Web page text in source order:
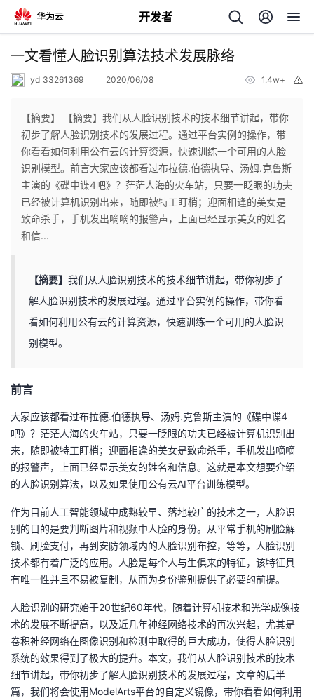
开发者
返
个
人
主
我
的
博
客
的
论
坛
我
的
圈
子
我
的
直
播
我
的
活
动
我
的
关
注
我
的
开
发
我
的
Programs
我
的
一文看懂人脸识别算法技术发展脉络
yd_33261369 2020/06/08 1.4w+
【摘要】 【摘要】我们从人脸识别技术的技术细节讲起，带你
初步了解人脸识别技术的发展过程。通过平台实例的操作，带
你看看如何利用公有云的计算资源，快速训练一个可用的人脸
识别模型。前言大家应该都看过布拉德.伯德执导、汤姆.克鲁斯
主演的《碟中谍4吧》？茫茫人海的火车站，只要一眨眼的功夫
已经被计算机识别出来，随即被特工盯梢；迎面相逢的美女是
致命杀手，手机发出嘀嘀的报警声，上面已经显示美女的姓名
和信...
【摘要】 我们从人脸识别技术的技术细节讲起，带你初步了
解人脸识别技术的发展过程。通过平台实例的操作，带你看
看如何利用公有云的计算资源，快速训练一个可用的人脸识
别模型。
前言
大家应该都看过布拉德.伯德执导、汤姆.克鲁斯主演的《碟中谍4
吧》？茫茫人海的火车站，只要一眨眼的功夫已经被计算机识别出
来，随即被特工盯梢；迎面相逢的美女是致命杀手，手机发出嘀嘀
的报警声，上面已经显示美女的姓名和信息。这就是本文想要介绍
的人脸识别算法，以及如果使用公有云AI平台训练模型。
作为目前人工智能领域中成熟较早、落地较广的技术之一，人脸识
别的目的是要判断图片和视频中人脸的身份。从平常手机的刷脸解
锁、刷脸支付，再到安防领域内的人脸识别布控，等等，人脸识别
技术都有着广泛的应用。人脸是每个人与生俱来的特征，该特征具
有唯一性并且不易被复制，从而为身份鉴别提供了必要的前提。
人脸识别的研究始于20世纪60年代，随着计算机技术和光学成像技
术的发展不断提高，以及近几年神经网络技术的再次兴起，尤其是
卷积神经网络在图像识别和检测中取得的巨大成功，使得人脸识别
系统的效果得到了极大的提升。本文，我们从人脸识别技术的技术
细节讲起，带你初步了解人脸识别技术的发展过程，文章的后半
篇，我们将会使用ModelArts平台的自定义镜像，带你看看如何利用